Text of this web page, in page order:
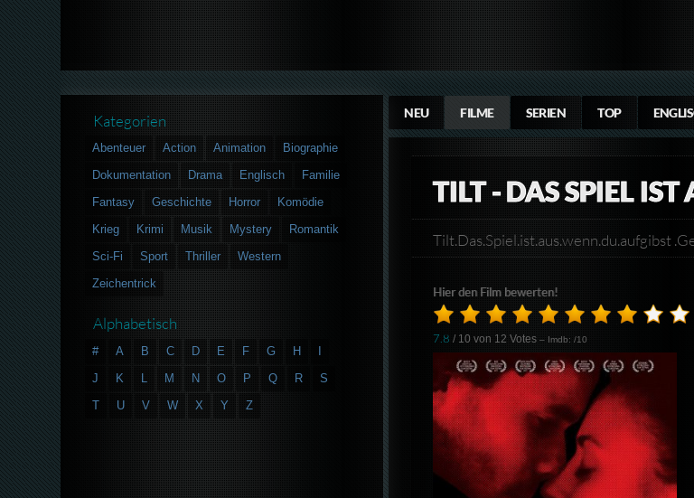
NEU FILME SERIEN TOP
TILT - DAS SPIEL
Tilt.Das.Spiel.ist.aus.wenn.du.aufgibst
Hier den Film bewerten!
7.8 / 10 von 12 Votes – Imdb: /10
Kategorien
Abenteuer Action Animation
Biographie
Dokumentation
Drama Englisch
Familie
Fantasy
Geschichte Horror
Komödie
Krieg
Krimi Musik Mystery
Romantik
Sci-Fi
Sport Thriller
Western
Zeichentrick
Alphabetisch
# A B C D E F G H
J
K L M N O P Q R
S
T
U V W X Y Z